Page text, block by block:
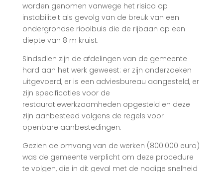
worden genomen vanwege het risico op
instabiliteit als gevolg van de breuk van een
ondergrondse rioolbuis die de rijbaan op een
diepte van 8 m kruist.
Sindsdien zijn de afdelingen van de gemeente
hard aan het werk geweest: er zijn onderzoeken
uitgevoerd, er is een adviesbureau aangesteld, er
zijn specificaties voor de
restauratiewerkzaamheden opgesteld en deze
zijn aanbesteed volgens de regels voor
openbare aanbestedingen.
Gezien de omvang van de werken (800.000 euro)
was de gemeente verplicht om deze procedure
te volgen, die in dit geval met de nodige snelheid